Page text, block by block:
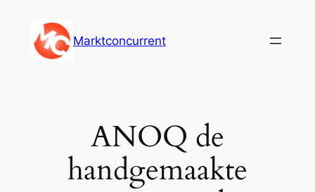
Marktconcurrent
ANOQ de
handgemaakte